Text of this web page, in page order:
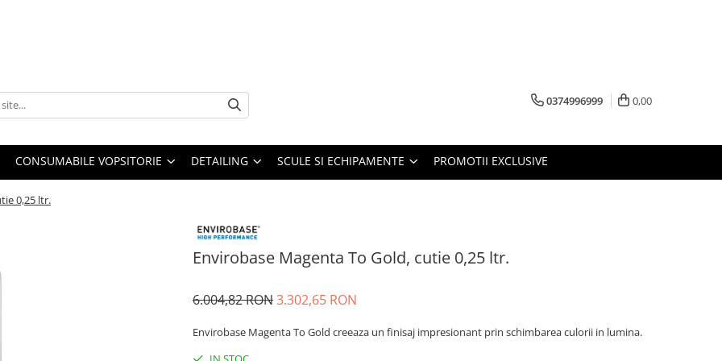
0374996999 0,00
CONSUMABILE VOPSITORIE DETAILING SCULE SI ECHIPAMENTE PROMOTII EXCLUSIVE
0,25 ltr.
Envirobase Magenta To Gold, cutie 0,25 ltr.
6.004,82 RON3.302,65 RON
Envirobase Magenta To Gold creeaza un finisaj impresionant prin schimbarea culorii in lumina.